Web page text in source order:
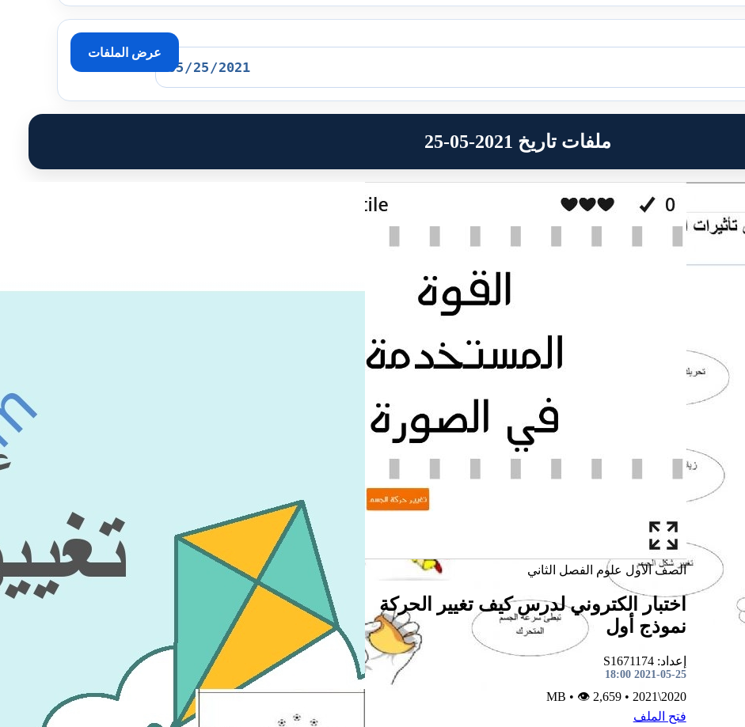
عرض الملفات
ملفات تاريخ 2021-05-25
الصف الأول علوم الفصل الثاني
اختبار الكتروني لدرس كيف تغيير الحركة
نموذج أول
إعداد: S1671174
2021-05-25 18:00
2020\2021
•
MB
• 👁 2,659
فتح الملف